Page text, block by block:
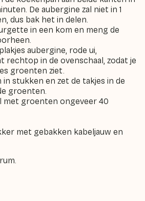
De aubergine zal niet in 1
dus bak het in delen.
in een kom en meng de
aubergine, rode ui,
rechtop in de ovenschaal, zodat je
groenten ziet.
in stukken en zet de takjes in de
groenten.
met groenten ongeveer 40
met gebakken kabeljauw en